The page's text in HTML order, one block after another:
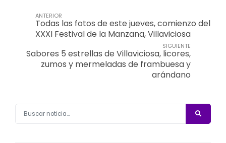
ANTERIOR
Todas las fotos de este jueves, comienzo del
XXXI Festival de la Manzana, Villaviciosa
SIGUIENTE
Sabores 5 estrellas de Villaviciosa, licores,
zumos y mermeladas de frambuesa y
arándano